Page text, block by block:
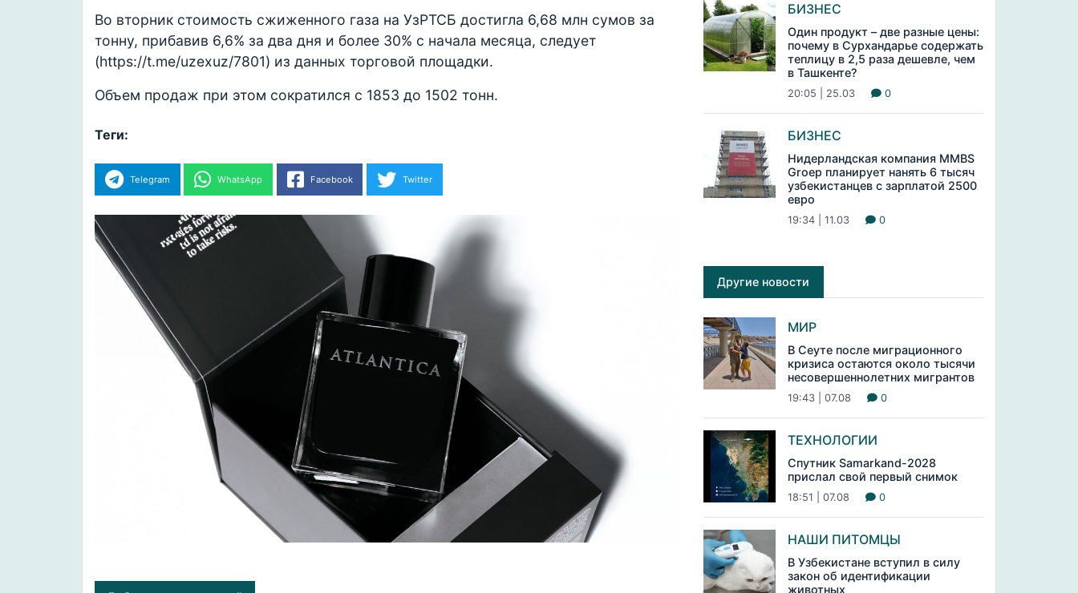
Во вторник стоимость сжиженного газа на УзРТСБ достигла 6,68 млн сумов за
тонну, прибавив 6,6% за два дня и более 30% с начала месяца, следует
(https://t.me/uzexuz/7801) из данных торговой площадки.
Объем продаж при этом сократился с 1853 до 1502 тонн.
Теги:
Telegram WhatsApp Facebook Twitter
БИЗНЕС
Один продукт – две разные цены:
почему в Сурхандарье содержать
теплицу в 2,5 раза дешевле, чем
в Ташкенте?
20:05 | 25.03 0
БИЗНЕС
Нидерландская компания MMBS
Groep планирует нанять 6 тысяч
узбекистанцев с зарплатой 2500
евро
19:34 | 11.03 0
Другие новости
МИР
В Сеуте после миграционного
кризиса остаются около тысячи
несовершеннолетних мигрантов
19:43 | 07.08 0
ТЕХНОЛОГИИ
Спутник Samarkand-2028
прислал свой первый снимок
18:51 | 07.08 0
НАШИ ПИТОМЦЫ
В Узбекистане вступил в силу
закон об идентификации
животных